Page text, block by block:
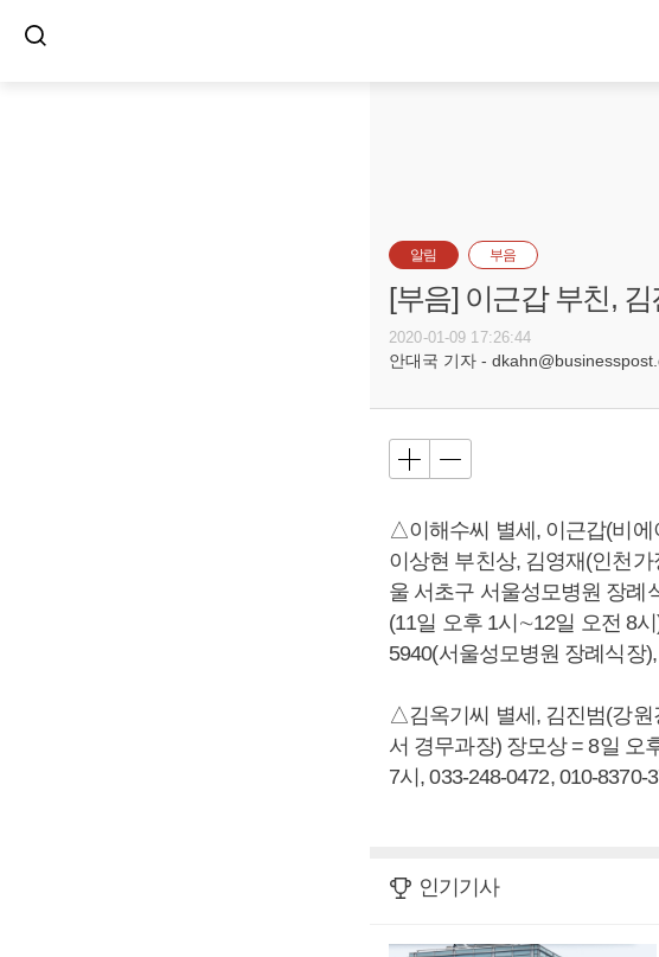
알림 부음
[부음] 이근갑 부친, 김
2020-01-09 17:26:44
안대국 기자 -
△이해수씨 별세, 이근갑(비에
이상현 부친상, 김영재(인천
울 서초구 서울성모병원 장례
(11일 오후 1시∼12일 오전 8
5940(서울성모병원 장례식장
△김옥기씨 별세, 김진범(강원
서 경무과장) 장모상 = 8일 오
7시, 033-248-0472, 010-8370-
인기기사